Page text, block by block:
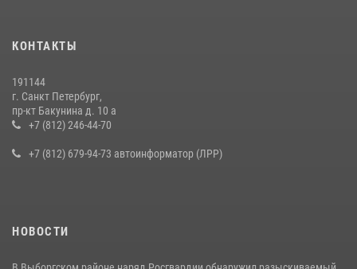
КОНТАКТЫ
191144
г. Санкт Петербург,
пр-кт Бакунина д. 10 а
+7 (812) 246-44-70
+7 (812) 679-94-73 автоинформатор (ЛРР)
НОВОСТИ